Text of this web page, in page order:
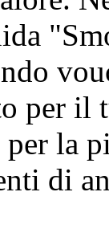
per il
per la
di